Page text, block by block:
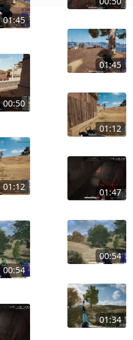
01:45
00:50
01:12
00:54
01:45
01:12
01:47
00:54
01:34